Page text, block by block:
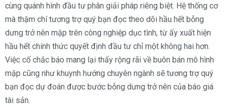
cùng quánh hình đầu tư phân giải pháp riêng biệt. Hệ thống cơ
mà thậm chí tương trợ quý bạn đọc theo dõi hầu hết bỗng
dưng trở nên mập trên công nghiệp dục tình, từ ấy xuất hiện
hầu hết chính thức quyết định đầu tư chỉ một không hai hơn.
Việc cố chắc báo mang lại thấy rộng rãi về buôn bán mô hình
mập cũng như khuynh hướng chuyên ngành sẽ tương trợ quý
bạn đọc dự đoán được bước bỗng dưng trở nên của báo giá
tài sản.